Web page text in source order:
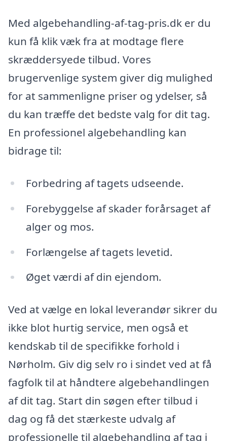
Med algebehandling-af-tag-pris.dk er du
kun få klik væk fra at modtage flere
skræddersyede tilbud. Vores
brugervenlige system giver dig mulighed
for at sammenligne priser og ydelser, så
du kan træffe det bedste valg for dit tag.
En professionel algebehandling kan
bidrage til:
Forbedring af tagets udseende.
Forebyggelse af skader forårsaget af
alger og mos.
Forlængelse af tagets levetid.
Øget værdi af din ejendom.
Ved at vælge en lokal leverandør sikrer du
ikke blot hurtig service, men også et
kendskab til de specifikke forhold i
Nørholm. Giv dig selv ro i sindet ved at få
fagfolk til at håndtere algebehandlingen
af dit tag. Start din søgen efter tilbud i
dag og få det stærkeste udvalg af
professionelle til algebehandling af tag i